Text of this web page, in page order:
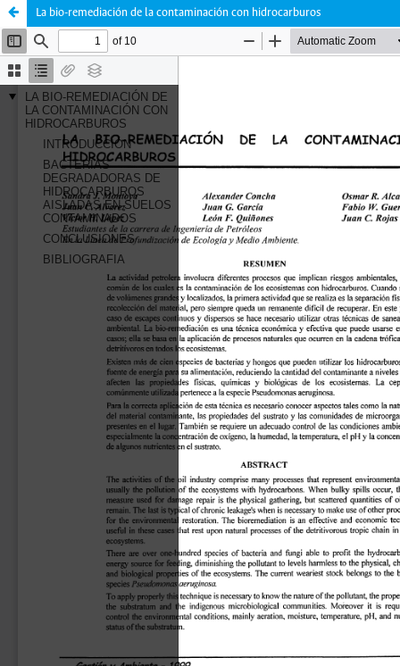
La bio-remediación de la contaminación con hidrocarburos